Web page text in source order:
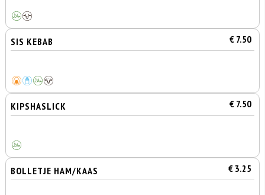
SIS KEBAB € 7.50
KIPSHASLICK € 7.50
BOLLETJE HAM/KAAS € 3.25